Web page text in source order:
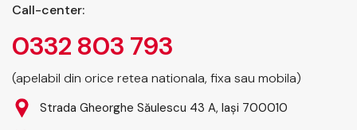
Call-center:
0332 803 793
(apelabil din orice retea nationala, fixa sau mobila)
Strada Gheorghe Săulescu 43 A, Iași 700010